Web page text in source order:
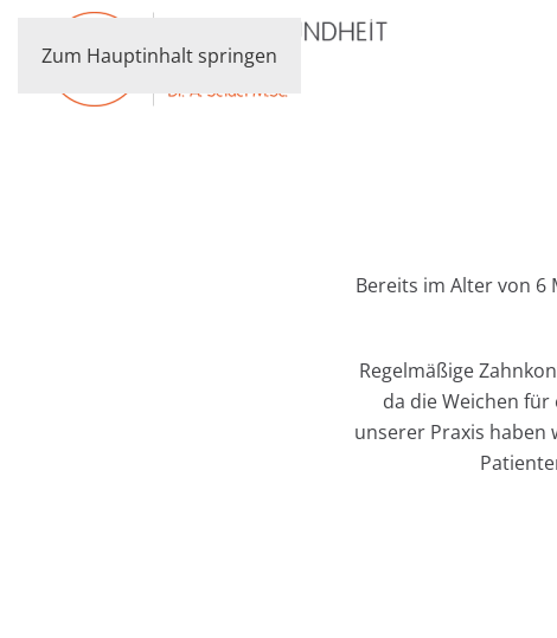
Zum Hauptinhalt springen
Bereits im Alter von 6
Regelmäßige
da die Weichen
unserer Praxis haben